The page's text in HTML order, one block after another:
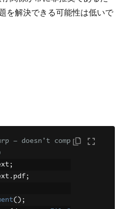
を解決できる可能性は低いで
— doesn't comp
;
. pdf ;
();